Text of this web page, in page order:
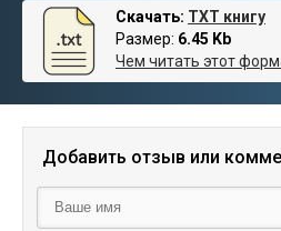
Скачать: TXT книгу
Размер: 6.45 Kb
Чем читать этот
Добавить отзыв или